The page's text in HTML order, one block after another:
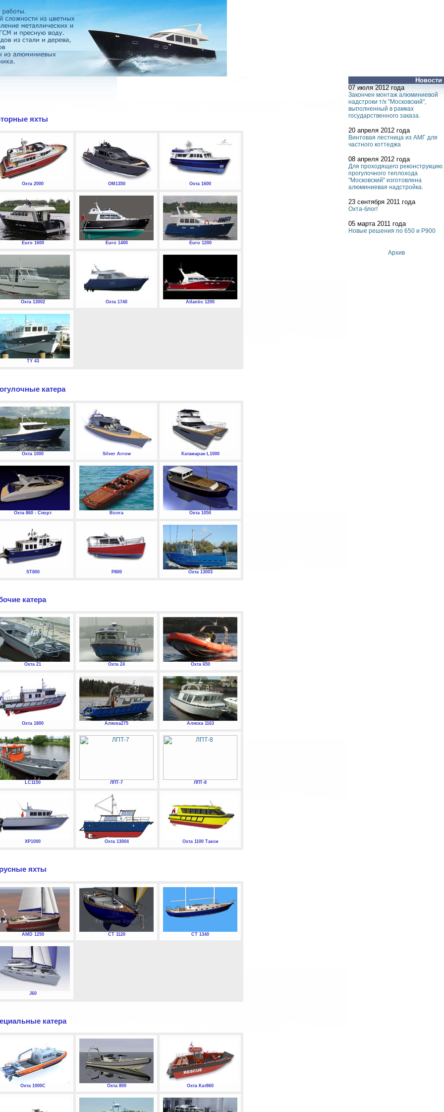
Новости
07 июля 2012 года
Закончен монтаж алюминиевой
надстроки т/х "Московский",
выполненный в рамках
государственного заказа.
20 апреля 2012 года
Винтовая лестница из АМГ для
частного коттеджа
08 апреля 2012 года
Для проходящего реконструкцию
прогулочного теплохода
"Московский" изготовлена
алюминиевая надстройка.
23 сентября 2011 года
Охта-блог!
05 марта 2011 года
Новые решения по 650 и P900
Архив
яхты
Охта 2000 ОМ1350 Охта 1600
Euro 1600 Euro 1400 Euro 1200
Охта 13002 Охта 1740 Atlantic 1200
TY 43
катера
Охта 1000 Silver Arrow Катамаран L1000
Охта 860 - Спорт Волга Охта 1050
ST800 P800 Охта 13003
катера
Охта 21 Охта 24 Охта 650
Охта 1800 Аляска275 Аляска 1163
LC1150 ЛПТ-7 ЛПТ-8
XP1000 Охта 13004 Охта 1100 Такси
яхты
AMD 1250 СТ 1120 СТ 1340
J60
катера
Охта 1000С Охта 800 Охта Кат860